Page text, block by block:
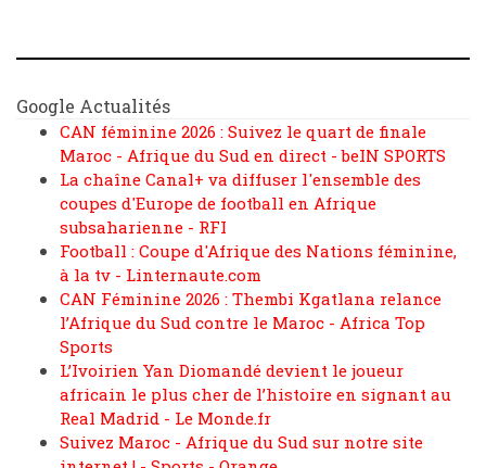
Google Actualités
CAN féminine 2026 : Suivez le quart de finale
Maroc - Afrique du Sud en direct - beIN SPORTS
La chaîne Canal+ va diffuser l'ensemble des
coupes d'Europe de football en Afrique
subsaharienne - RFI
Football : Coupe d'Afrique des Nations féminine,
à la tv - Linternaute.com
CAN Féminine 2026 : Thembi Kgatlana relance
l’Afrique du Sud contre le Maroc - Africa Top
Sports
L’Ivoirien Yan Diomandé devient le joueur
africain le plus cher de l’histoire en signant au
Real Madrid - Le Monde.fr
Suivez Maroc - Afrique du Sud sur notre site